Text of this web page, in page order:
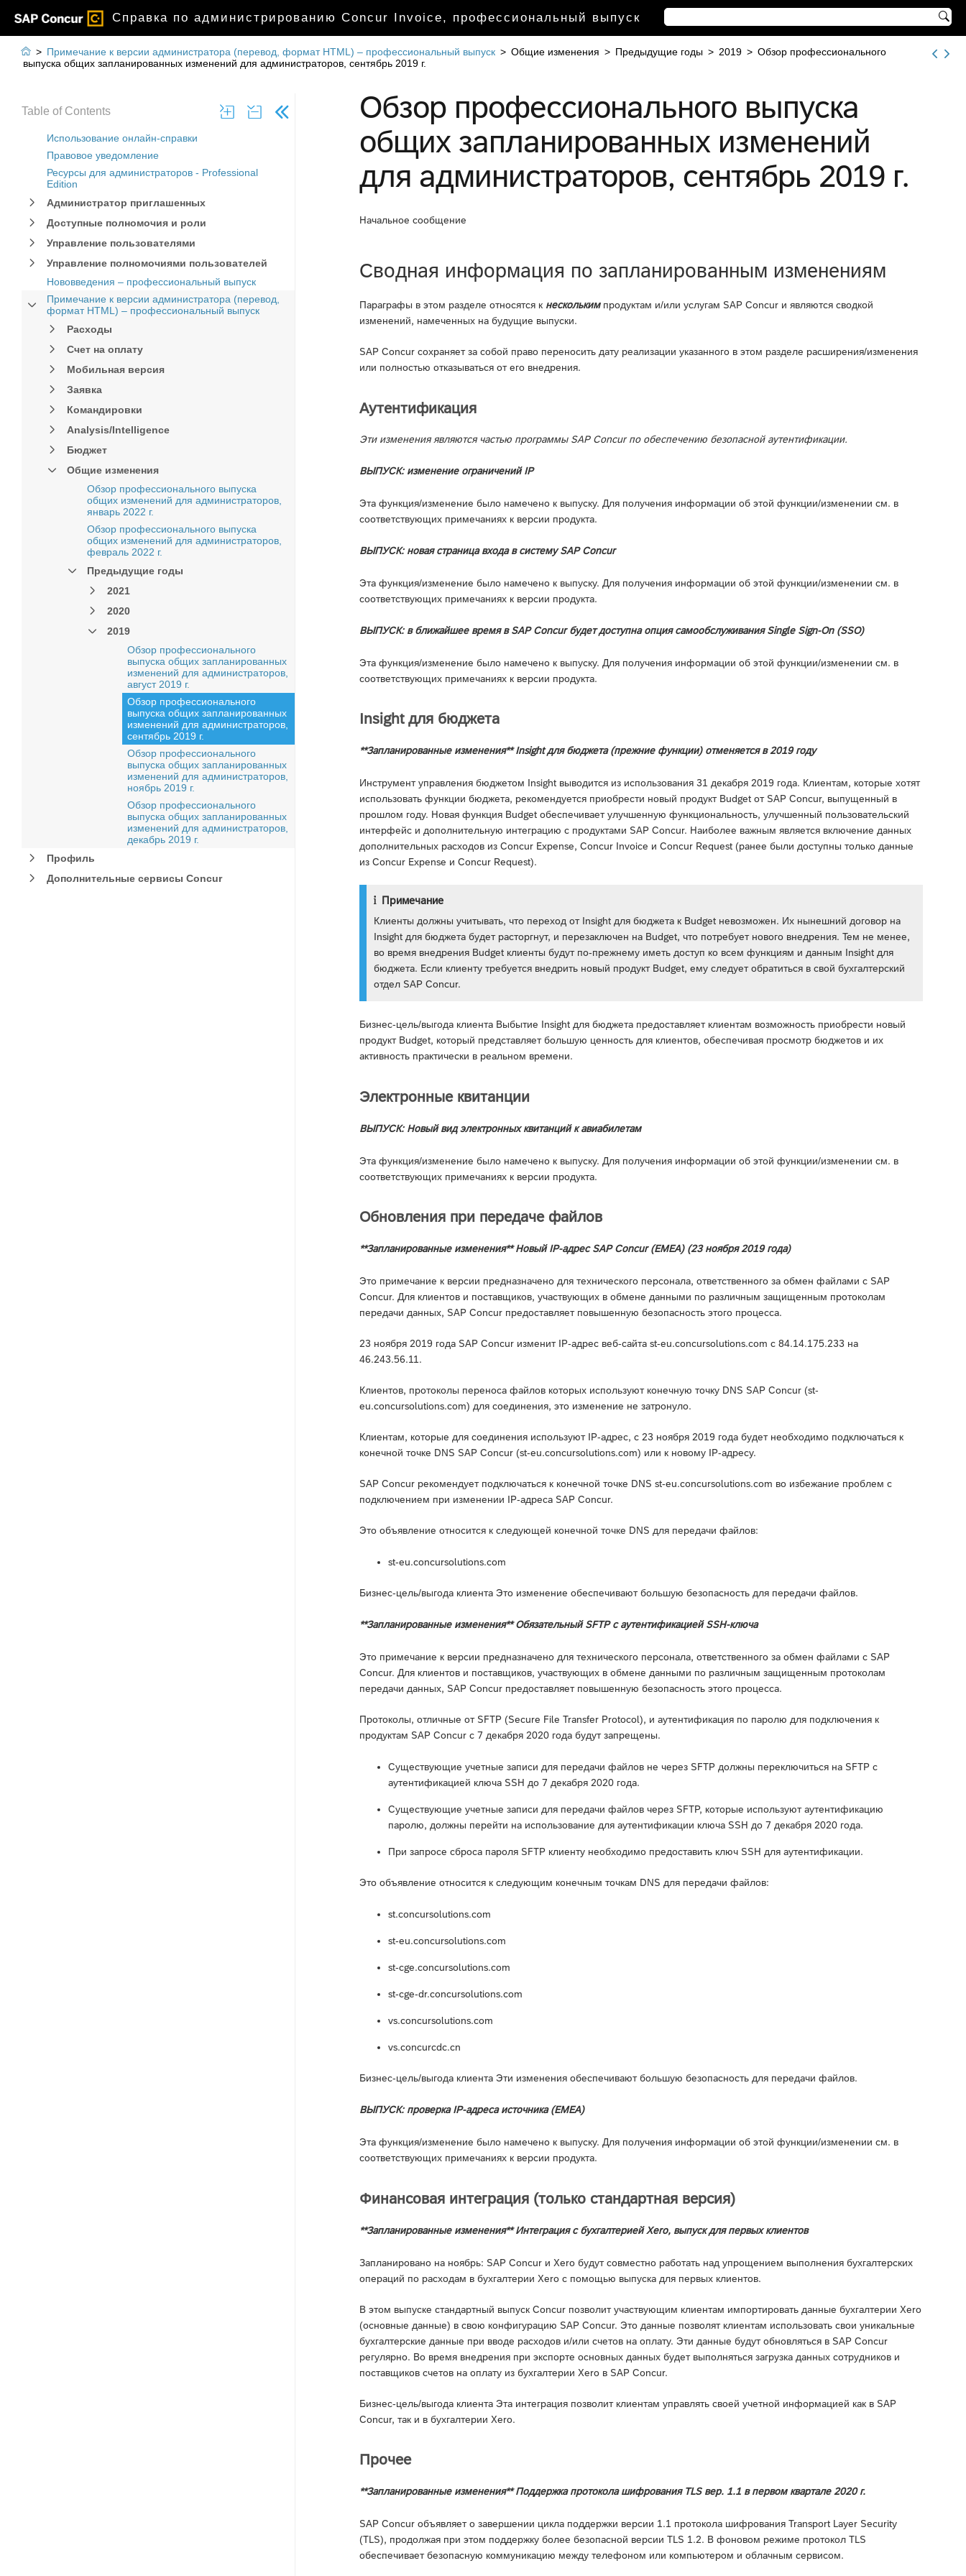
Справка по администрированию Concur Invoice, профессиональный выпуск 
Table of Contents
Использование онлайн-справки
Правовое уведомление
Ресурсы для администраторов - Professional
Edition
Администратор приглашенных
Доступные полномочия и роли
Управление пользователями
Управление полномочиями пользователей
Нововведения – профессиональный выпуск
Примечание к версии администратора (перевод,
формат HTML) – профессиональный выпуск
Расходы
Счет на оплату
Мобильная версия
Заявка
Командировки
Analysis/Intelligence
Бюджет
Общие изменения
Обзор профессионального выпуска
общих изменений для администраторов,
январь 2022 г.
Обзор профессионального выпуска
общих изменений для администраторов,
февраль 2022 г.
Предыдущие годы
2021
2020
2019
Обзор профессионального
выпуска общих запланированных
изменений для администраторов,
август 2019 г.
Обзор профессионального
выпуска общих запланированных
изменений для администраторов,
сентябрь 2019 г.
Обзор профессионального
выпуска общих запланированных
изменений для администраторов,
ноябрь 2019 г.
Обзор профессионального
выпуска общих запланированных
изменений для администраторов,
декабрь 2019 г.
Профиль
Дополнительные сервисы Concur
 > Примечание к версии администратора (перевод, формат HTML) – профессиональный выпуск > Общие изменения > Предыдущие годы > 2019 > Обзор профессионального
выпуска общих запланированных изменений для администраторов, сентябрь 2019 г.
Обзор профессионального выпуска
общих запланированных изменений
для администраторов, сентябрь 2019 г.
Начальное сообщение
Сводная информация по запланированным изменениям
Параграфы в этом разделе относятся к несколькимпродуктам и/или услугам SAP Concur и являются сводкой
изменений, намеченных на будущие выпуски.
SAP Concur сохраняет за собой право переносить дату реализации указанного в этом разделе расширения/изменения
или полностью отказываться от его внедрения.
Аутентификация
Эти изменения являются частью программы SAP Concur по обеспечению безопасной аутентификации.
ВЫПУСК: изменение ограничений IP
Эта функция/изменение было намечено к выпуску. Для получения информации об этой функции/изменении см. в
соответствующих примечаниях к версии продукта.
ВЫПУСК: новая страница входа в систему SAP Concur
Эта функция/изменение было намечено к выпуску. Для получения информации об этой функции/изменении см. в
соответствующих примечаниях к версии продукта.
ВЫПУСК: в ближайшее время в SAP Concur будет доступна опция самообслуживания Single Sign-On (SSO)
Эта функция/изменение было намечено к выпуску. Для получения информации об этой функции/изменении см. в
соответствующих примечаниях к версии продукта.
Insight для бюджета
**Запланированные изменения** Insight для бюджета (прежние функции) отменяется в 2019 году
Инструмент управления бюджетом Insight выводится из использования 31 декабря 2019 года. Клиентам, которые хотят
использовать функции бюджета, рекомендуется приобрести новый продукт Budget от SAP Concur, выпущенный в
прошлом году. Новая функция Budget обеспечивает улучшенную функциональность, улучшенный пользовательский
интерфейс и дополнительную интеграцию с продуктами SAP Concur. Наиболее важным является включение данных
дополнительных расходов из Concur Expense, Concur Invoice и Concur Request (ранее были доступны только данные
из Concur Expense и Concur Request).
Примечание
Клиенты должны учитывать, что переход от Insight для бюджета к Budget невозможен. Их нынешний договор на
Insight для бюджета будет расторгнут, и перезаключен на Budget, что потребует нового внедрения. Тем не менее,
во время внедрения Budget клиенты будут по-прежнему иметь доступ ко всем функциям и данным Insight для
бюджета. Если клиенту требуется внедрить новый продукт Budget, ему следует обратиться в свой бухгалтерский
отдел SAP Concur.
Бизнес-цель/выгода клиента Выбытие Insight для бюджета предоставляет клиентам возможность приобрести новый
продукт Budget, который представляет большую ценность для клиентов, обеспечивая просмотр бюджетов и их
активность практически в реальном времени.
Электронные квитанции
ВЫПУСК: Новый вид электронных квитанций к авиабилетам
Эта функция/изменение было намечено к выпуску. Для получения информации об этой функции/изменении см. в
соответствующих примечаниях к версии продукта.
Обновления при передаче файлов
**Запланированные изменения** Новый IP-адрес SAP Concur (EMEA) (23 ноября 2019 года)
Это примечание к версии предназначено для технического персонала, ответственного за обмен файлами с SAP
Concur. Для клиентов и поставщиков, участвующих в обмене данными по различным защищенным протоколам
передачи данных, SAP Concur предоставляет повышенную безопасность этого процесса.
23 ноября 2019 года SAP Concur изменит IP-адрес веб-сайта st-eu.concursolutions.com с 84.14.175.233 на
46.243.56.11.
Клиентов, протоколы переноса файлов которых используют конечную точку DNS SAP Concur (st-
eu.concursolutions.com) для соединения, это изменение не затронуло.
Клиентам, которые для соединения используют IP-адрес, с 23 ноября 2019 года будет необходимо подключаться к
конечной точке DNS SAP Concur (st-eu.concursolutions.com) или к новому IP-адресу.
SAP Concur рекомендует подключаться к конечной точке DNS st-eu.concursolutions.com во избежание проблем с
подключением при изменении IP-адреса SAP Concur.
Это объявление относится к следующей конечной точке DNS для передачи файлов:
st-eu.concursolutions.com
Бизнес-цель/выгода клиента Это изменение обеспечивают большую безопасность для передачи файлов.
**Запланированные изменения** Обязательный SFTP с аутентификацией SSH-ключа
Это примечание к версии предназначено для технического персонала, ответственного за обмен файлами с SAP
Concur. Для клиентов и поставщиков, участвующих в обмене данными по различным защищенным протоколам
передачи данных, SAP Concur предоставляет повышенную безопасность этого процесса.
Протоколы, отличные от SFTP (Secure File Transfer Protocol), и аутентификация по паролю для подключения к
продуктам SAP Concur с 7 декабря 2020 года будут запрещены.
Существующие учетные записи для передачи файлов не через SFTP должны переключиться на SFTP с
аутентификацией ключа SSH до 7 декабря 2020 года.
Существующие учетные записи для передачи файлов через SFTP, которые используют аутентификацию
паролю, должны перейти на использование для аутентификации ключа SSH до 7 декабря 2020 года.
При запросе сброса пароля SFTP клиенту необходимо предоставить ключ SSH для аутентификации.
Это объявление относится к следующим конечным точкам DNS для передачи файлов:
st.concursolutions.com
st-eu.concursolutions.com
st-cge.concursolutions.com
st-cge-dr.concursolutions.com
vs.concursolutions.com
vs.concurcdc.cn
Бизнес-цель/выгода клиента Эти изменения обеспечивают большую безопасность для передачи файлов.
ВЫПУСК: проверка IP-адреса источника (EMEA)
Эта функция/изменение было намечено к выпуску. Для получения информации об этой функции/изменении см. в
соответствующих примечаниях к версии продукта.
Финансовая интеграция (только стандартная версия)
**Запланированные изменения** Интеграция с бухгалтерией Xero, выпуск для первых клиентов
Запланировано на ноябрь: SAP Concur и Xero будут совместно работать над упрощением выполнения бухгалтерских
операций по расходам в бухгалтерии Xero с помощью выпуска для первых клиентов.
В этом выпуске стандартный выпуск Concur позволит участвующим клиентам импортировать данные бухгалтерии Xero
(основные данные) в свою конфигурацию SAP Concur. Это данные позволят клиентам использовать свои уникальные
бухгалтерские данные при вводе расходов и/или счетов на оплату. Эти данные будут обновляться в SAP Concur
регулярно. Во время внедрения при экспорте основных данных будет выполняться загрузка данных сотрудников и
поставщиков счетов на оплату из бухгалтерии Xero в SAP Concur.
Бизнес-цель/выгода клиента Эта интеграция позволит клиентам управлять своей учетной информацией как в SAP
Concur, так и в бухгалтерии Xero.
Прочее
**Запланированные изменения** Поддержка протокола шифрования TLS вер. 1.1 в первом квартале 2020 г.
SAP Concur объявляет о завершении цикла поддержки версии 1.1 протокола шифрования Transport Layer Security
(TLS), продолжая при этом поддержку более безопасной версии TLS 1.2. В фоновом режиме протокол TLS
обеспечивает безопасную коммуникацию между телефоном или компьютером и облачным сервисом.